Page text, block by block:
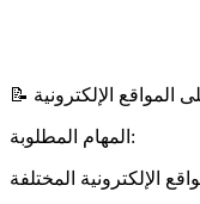
المواقع الإلكترونية
المهام المطلوبة: